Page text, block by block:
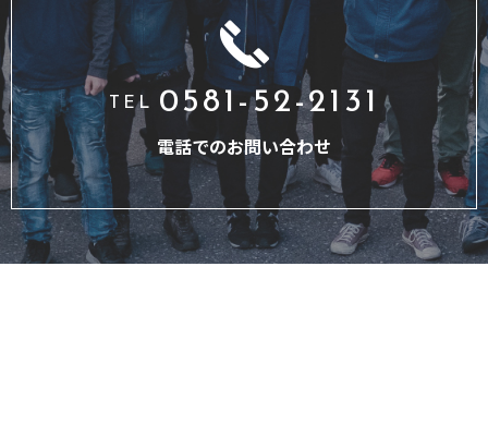
TEL 0581-52-2131
電話でのお問い合わせ